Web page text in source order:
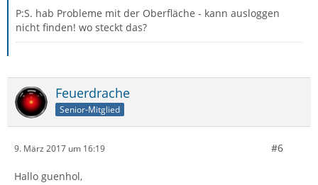
P:S. hab Probleme mit der Oberfläche - kann ausloggen
nicht finden! wo steckt das?
Feuerdrache
Senior-Mitglied
9. März 2017 um 16:19 #6
Hallo guenhol,